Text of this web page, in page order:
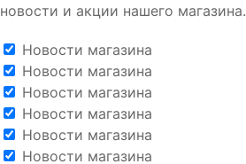
новости и акции нашего магазина.
Новости магазина
Новости магазина
Новости магазина
Новости магазина
Новости магазина
Новости магазина